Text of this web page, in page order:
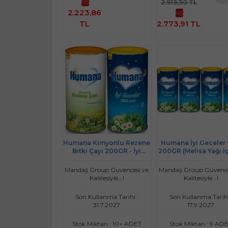
%5
2.223,86
TL
2.919,90 TL
%5
2.773,91 TL
Humana Kimyonlu Rezene
Bitki Çayı 200GR - İyi
(Avantaj Pk Karma 2 Li Set)
Mandaş Group Güvencesi ve
Kalitesiyle...!
Son Kullanma Tarihi :
31.7.2027
Stok Miktarı : 10+ ADET
Humana İyi Geceler
200GR (Melisa Yağı
(4 Lü Set)
Mandaş Group
Kalitesiyle...!
Son Kullanma
17.9.2027
Stok Miktarı : 9